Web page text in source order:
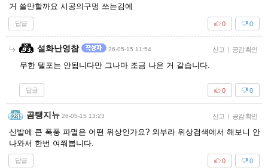
거 쓸만할까요 시공의구멍 쓰는김에
답글 0
0
설화난영참 26-05-15 11:54 신고 | 공감 확인
무한 텔포는 안됩니다만 그나마 조금 나은 거 같습니다.
답글 0
0
곰탱지뉴 26-05-15 13:23 신고 | 공감 확인
신발에 큰 폭풍 파멸은 어떤 위상인가요? 외부라 위상검색에서 해보니 안
나와서 한번 여쭤봅니다.
답글 0
0